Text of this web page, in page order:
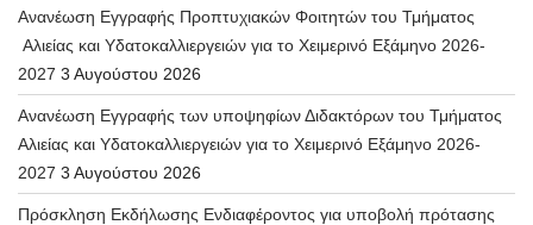
Ανανέωση Εγγραφής Προπτυχιακών Φοιτητών του Τμήματος
Αλιείας και Υδατοκαλλιεργειών για το Χειμερινό Εξάμηνο 2026-
2027 3 Αυγούστου 2026
Ανανέωση Εγγραφής των υποψηφίων Διδακτόρων του Τμήματος
Αλιείας και Υδατοκαλλιεργειών για το Χειμερινό Εξάμηνο 2026-
2027 3 Αυγούστου 2026
Πρόσκληση Εκδήλωσης Ενδιαφέροντος για υποβολή πρότασης